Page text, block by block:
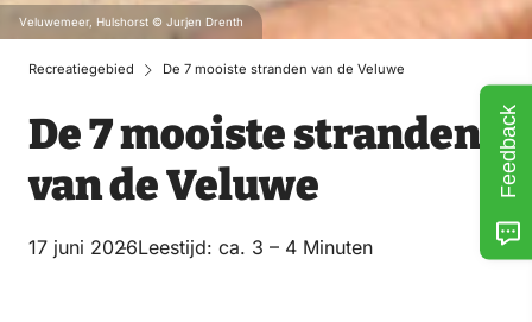
Veluwemeer, Hulshorst © Jurjen Drenth
Recreatiegebied De 7 mooiste stranden van de Veluwe
De 7 mooiste stranden
van de Veluwe
17 juni 2026Leestijd: ca. 3 – 4 Minuten
Feedback